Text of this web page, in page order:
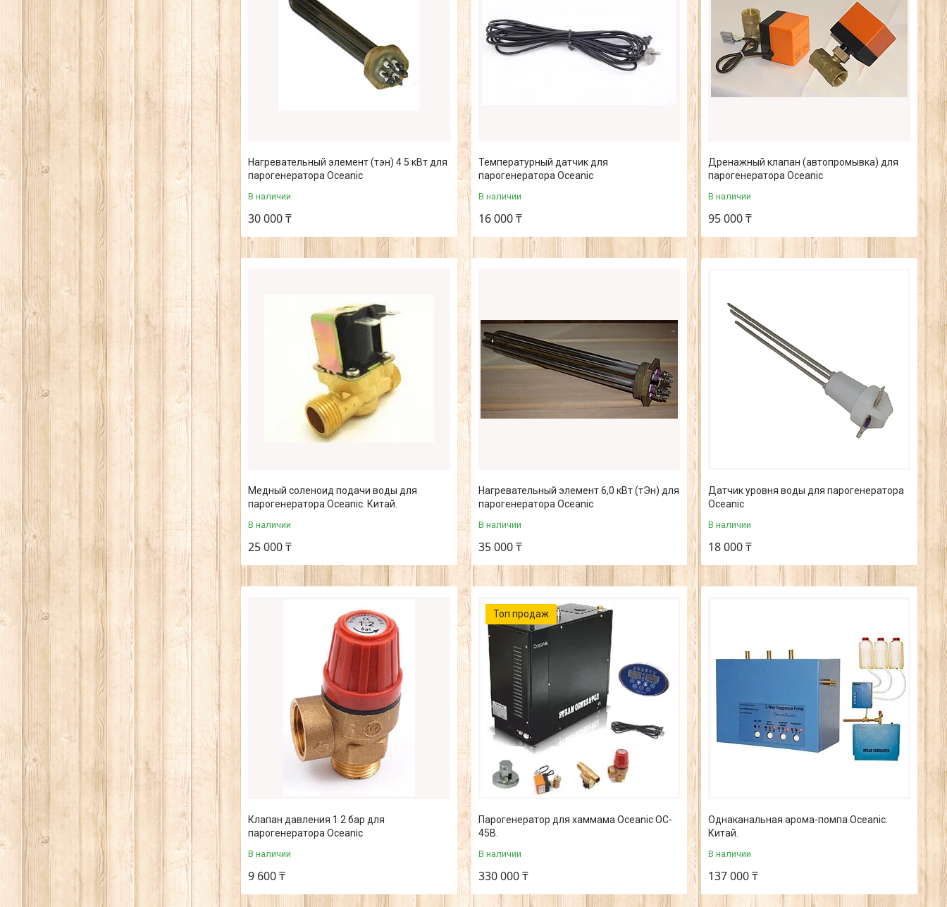
Нагревательный элемент (тэн) 4 5 кВт для
парогенератора Oceanic
В наличии
30 000 ₸
Температурный датчик для
парогенератора Oceanic
В наличии
16 000 ₸
Дренажный клапан (автопромывка) для
парогенератора Oceanic
В наличии
95 000 ₸
Медный соленоид подачи воды для
парогенератора Oceanic. Китай.
В наличии
25 000 ₸
Нагревательный элемент 6,0 кВт (тЭн) для
парогенератора Oceanic
В наличии
35 000 ₸
Датчик уровня воды для парогенератора
Oceanic
В наличии
18 000 ₸
Клапан давления 1 2 бар для
парогенератора Oceanic
В наличии
9 600 ₸
Топ продаж
Парогенератор для хаммама Oceanic OC-
45B.
В наличии
330 000 ₸
Однаканальная арома-помпа Oceanic.
Китай.
В наличии
137 000 ₸